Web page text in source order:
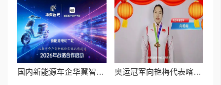
国内新能源车企华翼智光与星幻数字资产平台达成战略合作 奥运冠军向艳梅代表喀什山西商会向全球晋商送马年祝福诚邀投资喀什